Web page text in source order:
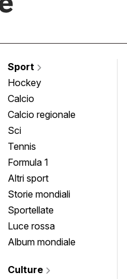
Sport
Hockey
Calcio
Calcio regionale
Sci
Tennis
Formula 1
Altri sport
Storie mondiali
Sportellate
Luce rossa
Album mondiale
Culture